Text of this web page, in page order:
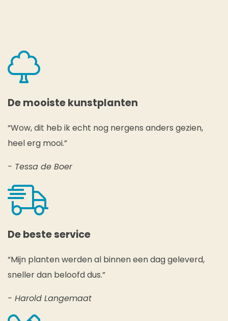
De mooiste kunstplanten
“Wow, dit heb ik echt nog nergens anders gezien,
heel erg mooi.”
- Tessa de Boer
De beste service
“Mijn planten werden al binnen een dag geleverd,
sneller dan beloofd dus.”
- Harold Langemaat